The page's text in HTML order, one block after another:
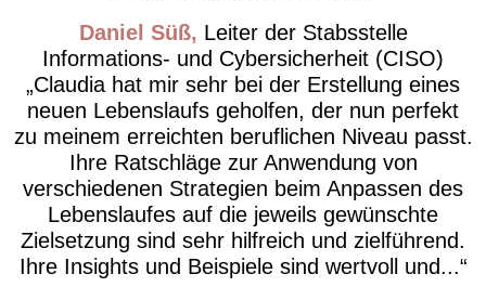
Daniel Süß
Leiter der Stabsstelle
Informations- und Cybersicherheit (CISO)
Claudia hat mir sehr bei der Erstellung eines
neuen Lebenslaufs geholfen, der nun perfekt
zu meinem erreichten beruflichen Niveau passt.
Ihre Ratschläge zur Anwendung von
verschiedenen Strategien beim Anpassen des
Lebenslaufes auf die jeweils gewünschte
Zielsetzung sind sehr hilfreich und zielführend.
Ihre Insights und Beispiele sind wertvoll und...